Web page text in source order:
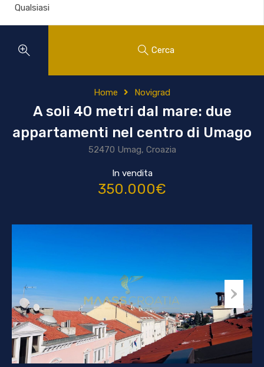
Cerca
Home Novigrad
A soli 40 metri dal mare: due
appartamenti nel centro di Umago
52470 Umag, Croazia
In vendita
350.000€